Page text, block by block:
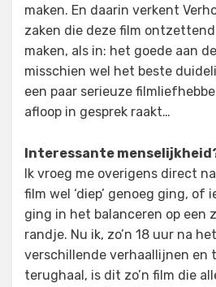
maken. En daarin verkent
zaken die deze film ontzettend
maken, als in: het goede aan
misschien wel het beste
een paar serieuze
afloop in gesprek raakt…
Interessante
Ik vroeg me overigens direct
film wel ‘diep’ genoeg ging, of
ging in het balanceren op een
randje. Nu ik, zo’n 18 uur na
verschillende verhaallijnen en
terughaal, is dit zo’n film die